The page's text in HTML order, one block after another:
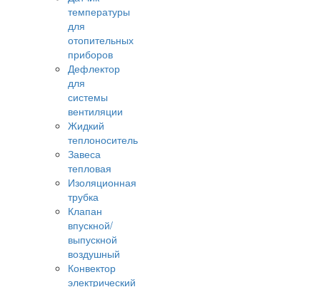
температуры
для
отопительных
приборов
Дефлектор
для
системы
вентиляции
Жидкий
теплоноситель
Завеса
тепловая
Изоляционная
трубка
Клапан
впускной/
выпускной
воздушный
Конвектор
электрический